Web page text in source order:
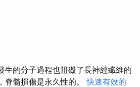
生的分子過程也阻礙了長神經纖維的
脊髓損傷是永久性的。快速有效的